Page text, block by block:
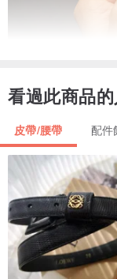
C U S T O M I Z E D
限9個英文字母內(下
看過此商品
皮帶/腰帶 配件